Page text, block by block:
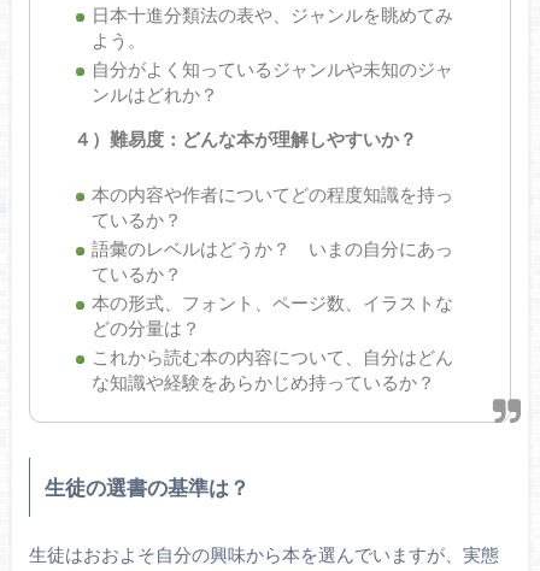
日本十進分類法の表や、ジャンルを眺めてみ
よう。
自分がよく知っているジャンルや未知のジャ
ンルはどれか？
４）難易度：どんな本が理解しやすいか？
本の内容や作者についてどの程度知識を持っ
ているか？
語彙のレベルはどうか？ いまの自分にあっ
ているか？
本の形式、フォント、ページ数、イラストな
どの分量は？
これから読む本の内容について、自分はどん
な知識や経験をあらかじめ持っているか？
生徒の選書の基準は？
生徒はおおよそ自分の興味から本を選んでいますが、実態